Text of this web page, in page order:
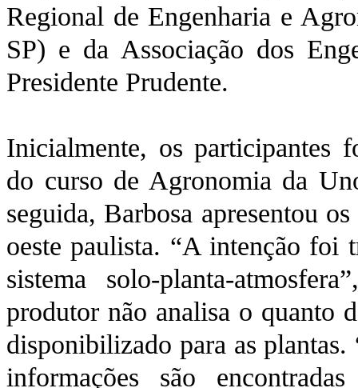
Regional de Engenharia e
SP) e da Associação dos
Presidente Prudente.
Inicialmente, os participantes
do curso de Agronomia da
seguida, Barbosa apresentou
oeste paulista. “A intenção foi
sistema solo-planta-
produtor não analisa o quanto
disponibilizado para as plantas.
informações são